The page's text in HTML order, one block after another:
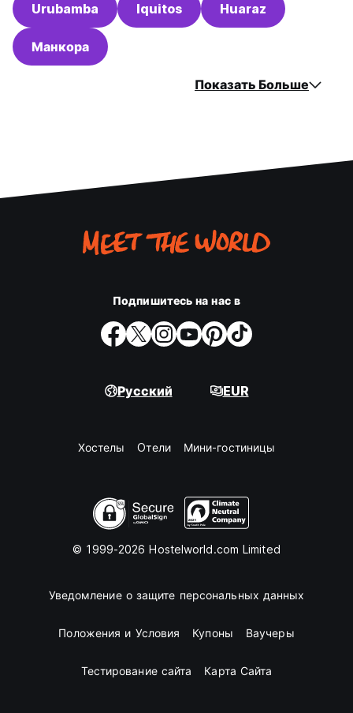
Urubamba Iquitos Huaraz
Манкора
Показать Больше
Подпишитесь на нас в
Русский EUR
Хостелы Oтели Мини-гостиницы
© 1999-2026 Hostelworld.com Limited
Уведомление о защите персональных данных
Положения и Условия Купоны Ваучеры
Тестирование сайта Карта Сайта